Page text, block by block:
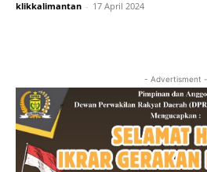
klikkalimantan - 17 April 2024
- Advertisment -